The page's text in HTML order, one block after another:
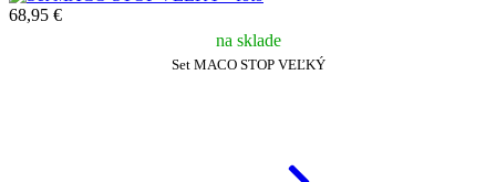
68,95 €
na sklade
Set MACO STOP VEĽKÝ